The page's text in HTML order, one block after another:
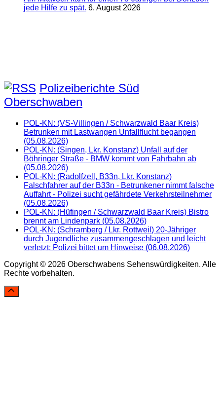
jede Hilfe zu spät. 6. August 2026
Polizeiberichte Süd
Oberschwaben
POL-KN: (VS-Villingen / Schwarzwald Baar Kreis)
Betrunken mit Lastwangen Unfallflucht begangen
(05.08.2026)
POL-KN: (Singen, Lkr. Konstanz) Unfall auf der
Böhringer Straße - BMW kommt von Fahrbahn ab
(05.08.2026)
POL-KN: (Radolfzell, B33n, Lkr. Konstanz)
Falschfahrer auf der B33n - Betrunkener nimmt falsche
Auffahrt - Polizei sucht gefährdete Verkehrsteilnehmer
(05.08.2026)
POL-KN: (Hüfingen / Schwarzwald Baar Kreis) Bistro
brennt am Lindenpark (05.08.2026)
POL-KN: (Schramberg / Lkr. Rottweil) 20-Jähriger
durch Jugendliche zusammengeschlagen und leicht
verletzt: Polizei bittet um Hinweise (06.08.2026)
Copyright © 2026 Oberschwabens Sehenswürdigkeiten. Alle
Rechte vorbehalten.